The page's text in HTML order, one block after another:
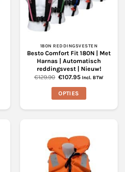
180N REDDINGSVESTEN
Besto Comfort Fit 180N | Met
Harnas | Automatisch
reddingsvest | Nieuw!
€129.90 Oorspronkelijke
was:
€129.90.
€107.95Huidige
is:
Incl. BTW
OPTIES
meerdere
variaties.
Deze
optie